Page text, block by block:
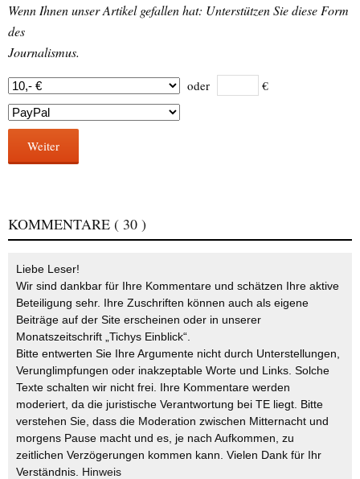
Wenn Ihnen unser Artikel gefallen hat: Unterstützen Sie diese Form
des
Journalismus.
oder €
Weiter
KOMMENTARE ( 30 )
Liebe Leser!
Wir sind dankbar für Ihre Kommentare und schätzen Ihre aktive
Beteiligung sehr. Ihre Zuschriften können auch als eigene
Beiträge auf der Site erscheinen oder in unserer
Monatszeitschrift „Tichys Einblick“.
Bitte entwerten Sie Ihre Argumente nicht durch Unterstellungen,
Verunglimpfungen oder inakzeptable Worte und Links. Solche
Texte schalten wir nicht frei. Ihre Kommentare werden
moderiert, da die juristische Verantwortung bei TE liegt. Bitte
verstehen Sie, dass die Moderation zwischen Mitternacht und
morgens Pause macht und es, je nach Aufkommen, zu
zeitlichen Verzögerungen kommen kann. Vielen Dank für Ihr
Verständnis. Hinweis